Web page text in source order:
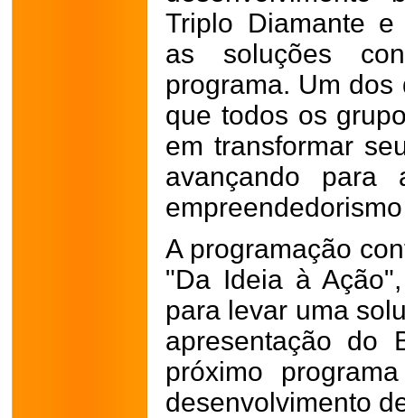
Triplo Diamante
as soluções
programa. Um
que todos os
em transformar
avançando para
A programação
"Da Ideia à
para levar uma
apresentação do
próximo
desenvolvimento